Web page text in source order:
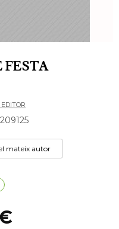
FESTA
mateix autor